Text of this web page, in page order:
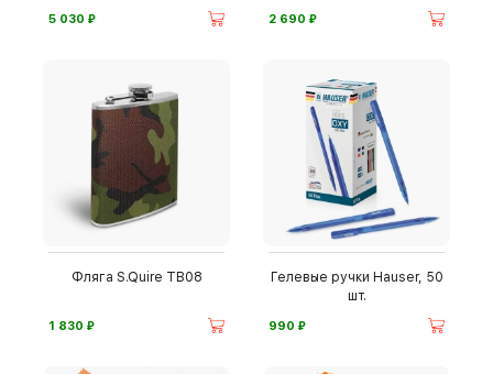
5 030 ⃏ 2 690 ⃏
Фляга S.Quire TB08
1 830 ⃏
Гелевые ручки Hauser, 50
шт.
990 ⃏